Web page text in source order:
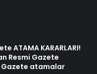
ATAMA KARARLARI!
Resmi Gazete
Gazete atamalar